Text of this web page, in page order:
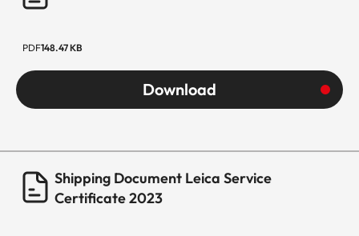
PDF148.47 KB
Download
Shipping Document Leica Service
Certificate 2023